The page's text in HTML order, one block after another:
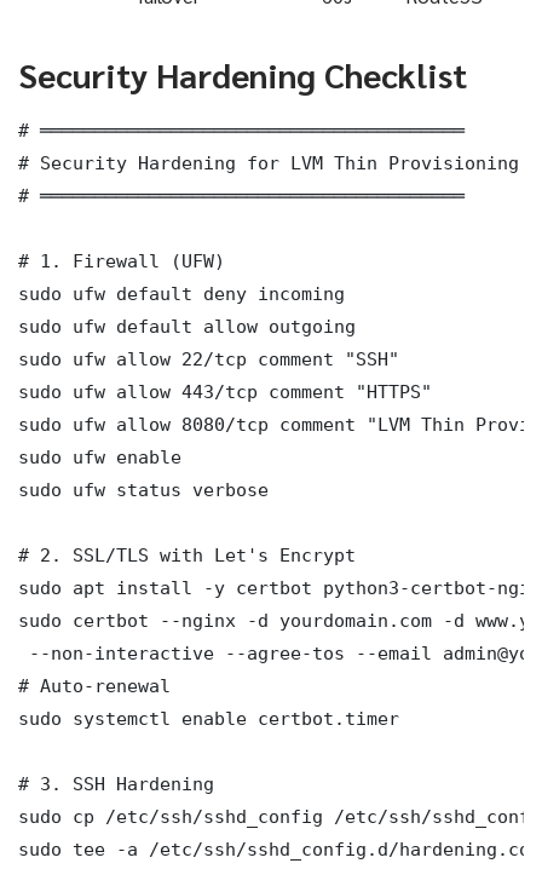
Security Hardening Checklist
# ═══════════════════════════════════════
# Security Hardening for LVM Thin Provisioning
# ═══════════════════════════════════════
# 1. Firewall (UFW)
sudo ufw default deny incoming
sudo ufw default allow outgoing
sudo ufw allow 22/tcp comment "SSH"
sudo ufw allow 443/tcp comment "HTTPS"
sudo ufw allow 8080/tcp comment "LVM Thin
sudo ufw enable
sudo ufw status verbose
# 2. SSL/TLS with Let's Encrypt
sudo apt install -y certbot python3-certbot-
sudo certbot --nginx -d yourdomain.com -d
--non-interactive --agree-tos --email
# Auto-renewal
sudo systemctl enable certbot.timer
# 3. SSH Hardening
sudo cp /etc/ssh/sshd_config /etc/ssh/
sudo tee -a /etc/ssh/sshd_config.d/